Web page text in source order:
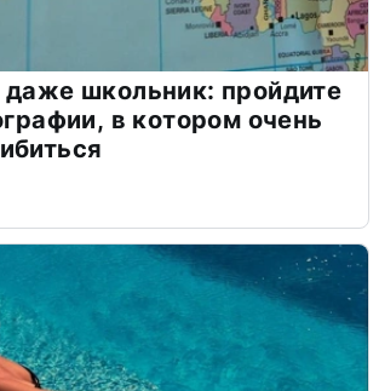
даже школьник: пройдите
в котором очень